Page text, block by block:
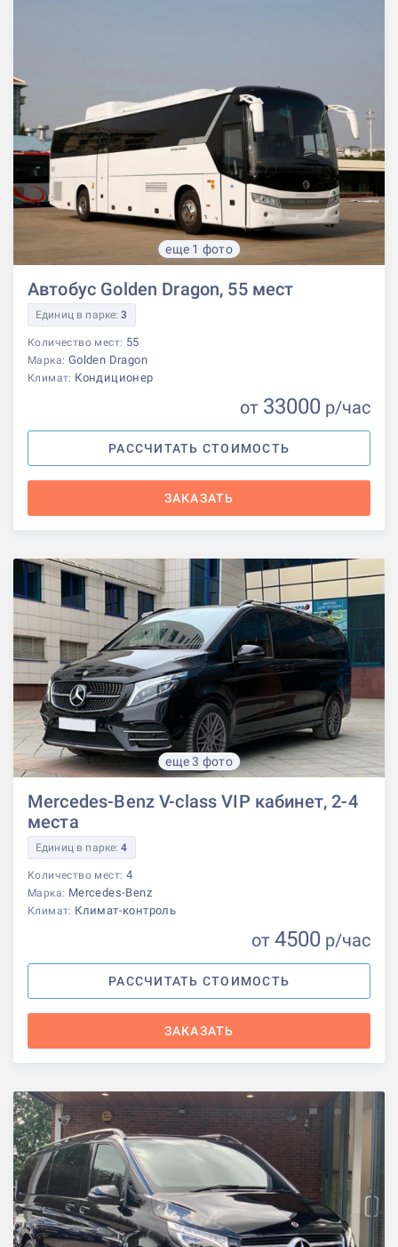
еще 1 фото
Автобус Golden Dragon, 55 мест
Единиц в парке:3
Количество мест: 55
Марка: Golden Dragon
Климат: Кондиционер
от 33000 р/час
РАССЧИТАТЬ СТОИМОСТЬ
ЗАКАЗАТЬ
еще 3 фото
Mercedes-Benz V-class VIP кабинет, 2-4
места
Единиц в парке:4
Количество мест: 4
Марка: Mercedes-Benz
Климат: Климат-контроль
от 4500 р/час
РАССЧИТАТЬ СТОИМОСТЬ
ЗАКАЗАТЬ